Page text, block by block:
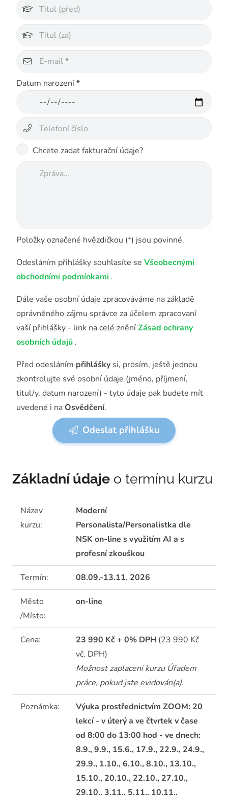
Datum narození *
Chcete zadat fakturační údaje?
Položky označené hvězdičkou (*) jsou povinné.
Odesláním přihlášky souhlasíte se Všeobecnými
obchodními podmínkami .
Dále vaše osobní údaje zpracováváme na základě
oprávněného zájmu správce za účelem zpracovaní
vaší přihlášky - link na celé zněníZásad ochrany
osobních údajů .
Před odesláním přihlášky si, prosím, ještě jednou
zkontrolujte své osobní údaje (jméno, příjmení,
titul/y, datum narození) - tyto údaje pak budete mít
uvedené i na Osvědčení.
Odeslat přihlášku
Základní údaje o termínu kurzu
Název
kurzu:
Moderní
Personalista/Personalistka dle
NSK on-line s využitím AI a s
profesní zkouškou
Termín: 08.09.-13.11. 2026
Město
/Místo:
on-line
Cena: 23 990 Kč + 0% DPH (23 990 Kč
vč. DPH)
Možnost zaplacení kurzu Úřadem
práce, pokud jste evidován(a).
Poznámka:
Výuka prostřednictvím ZOOM: 20
lekcí - v úterý a ve čtvrtek v čase
od 8:00 do 13:00 hod - ve dnech:
8.9., 9.9., 15.6., 17.9., 22.9., 24.9.,
29.9., 1.10., 6.10., 8.10., 13.10.,
15.10., 20.10., 22.10., 27.10.,
29.10., 3.11., 5.11., 10.11.,